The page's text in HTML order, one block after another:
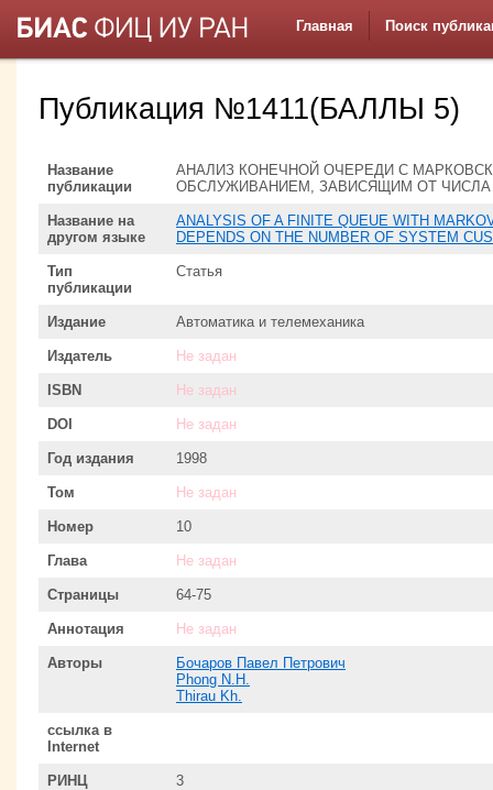
Главная Поиск
Публикация №1411(БАЛЛЫ 5)
Название
публикации
АНАЛИЗ КОНЕЧНОЙ ОЧЕРЕДИ С
ОБСЛУЖИВАНИЕМ, ЗАВИСЯЩИМ ОТ
Название на
другом языке
ANALYSIS OF A FINITE QUEUE WITH
DEPENDS ON THE NUMBER OF SYSTEM
Тип
публикации
Статья
Издание Автоматика и телемеханика
Издатель Не задан
ISBN Не задан
DOI Не задан
Год издания 1998
Том Не задан
Номер 10
Глава Не задан
Страницы 64-75
Аннотация Не задан
Авторы
Бочаров Павел Петрович
Phong N.H.
Thirau Kh.
ссылка в
Internet
РИНЦ 3